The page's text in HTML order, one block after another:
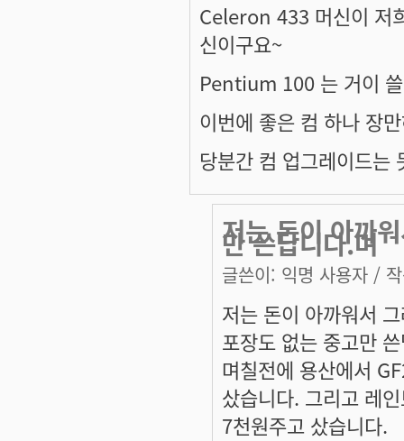
Celeron 433 머신이 저
신이구요~
Pentium 100 는 거이
이번에 좋은 컴 하나 장
당분간 컴 업그레이드는
저는 돈이 아까
만 쓴답니다.며
글쓴이: 익명 사용자 /
저는 돈이 아까워서
포장도 없는 중고만
며칠전에 용산에서
샀습니다. 그리고 레
7천원주고 샀습니다.